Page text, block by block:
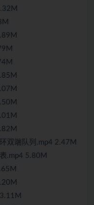
双端队列.mp4 2.47M
.mp4 5.80M